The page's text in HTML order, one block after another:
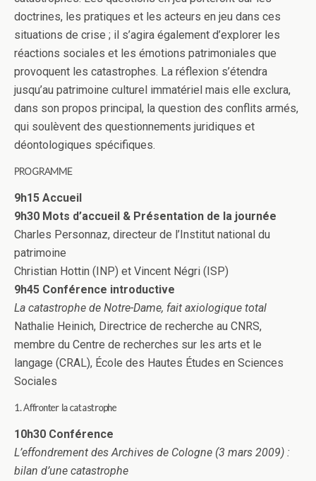
doctrines, les pratiques et les acteurs en jeu dans ces
situations de crise ; il s’agira également d’explorer les
réactions sociales et les émotions patrimoniales que
provoquent les catastrophes. La réflexion s’étendra
jusqu’au patrimoine culturel immatériel mais elle exclura,
dans son propos principal, la question des conflits armés,
qui soulèvent des questionnements juridiques et
déontologiques spécifiques.
PROGRAMME
9h15 Accueil
9h30 Mots d’accueil & Présentation de la journée
Charles Personnaz, directeur de l’Institut national du
patrimoine
Christian Hottin (INP) et Vincent Négri (ISP)
9h45 Conférence introductive
La catastrophe de Notre-Dame, fait axiologique total
Nathalie Heinich, Directrice de recherche au CNRS,
membre du Centre de recherches sur les arts et le
langage (CRAL), École des Hautes Études en Sciences
Sociales
1. Affronter la catastrophe
10h30 Conférence
L’effondrement des Archives de Cologne (3 mars 2009) :
bilan d’une catastrophe